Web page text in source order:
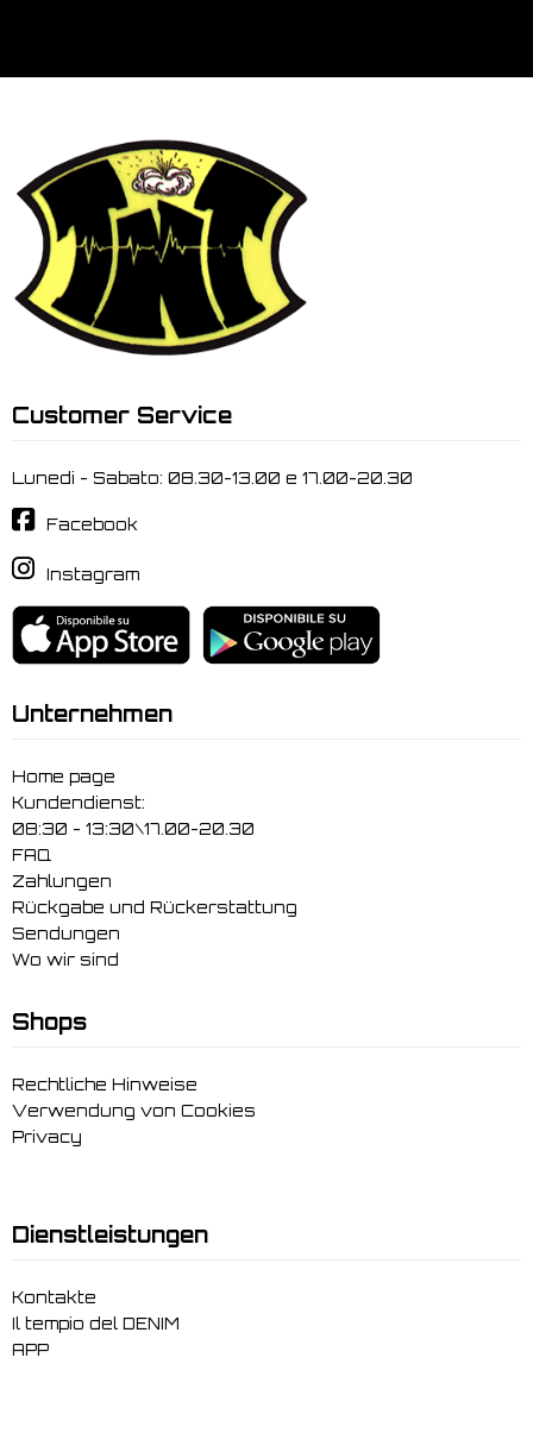
Customer Service
Lunedi - Sabato: 08.30-13.00 e 17.00-20.30
Facebook
Instagram
Unternehmen
Home page
Kundendienst:
08:30 - 13:30\17.00-20.30
FAQ
Zahlungen
Rückgabe und Rückerstattung
Sendungen
Wo wir sind
Shops
Rechtliche Hinweise
Verwendung von Cookies
Privacy
Dienstleistungen
Kontakte
Il tempio del DENIM
APP